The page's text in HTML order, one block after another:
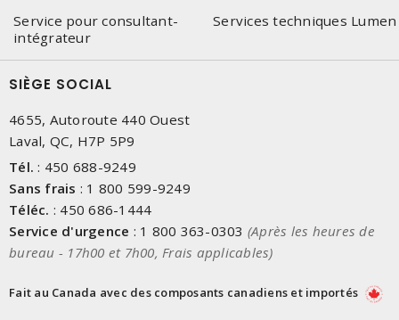
Service pour consultant-
intégrateur
Services techniques Lumen
SIÈGE SOCIAL
4655, Autoroute 440 Ouest
Laval, QC, H7P 5P9
Tél. : 450 688-9249
Sans frais : 1 800 599-9249
Téléc. : 450 686-1444
Service d'urgence : 1 800 363-0303 (Après les heures de
bureau - 17h00 et 7h00, Frais applicables)
Fait au Canada avec des composants canadiens et importés